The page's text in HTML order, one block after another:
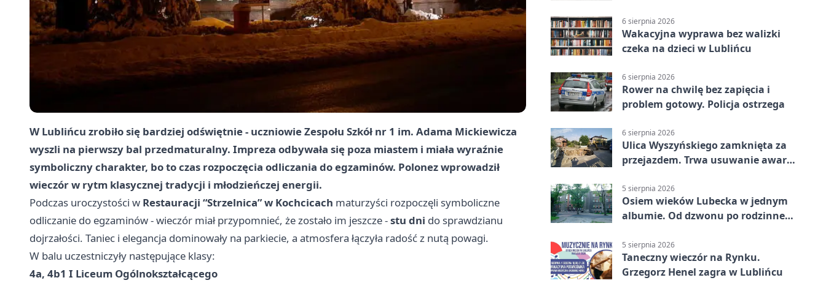
W Lublińcu zrobiło się bardziej odświętnie - uczniowie Zespołu Szkół nr 1 im. Adama Mickiewicza
wyszli na pierwszy bal przedmaturalny. Impreza odbywała się poza miastem i miała wyraźnie
symboliczny charakter, bo to czas rozpoczęcia odliczania do egzaminów. Polonez wprowadził
wieczór w rytm klasycznej tradycji i młodzieńczej energii.
Podczas uroczystości w Restauracji “Strzelnica” w Kochcicach maturzyści rozpoczęli symboliczne
odliczanie do egzaminów - wieczór miał przypomnieć, że zostało im jeszcze -stu dni do sprawdzianu
dojrzałości. Taniec i elegancja dominowały na parkiecie, a atmosfera łączyła radość z nutą powagi.
W balu uczestniczyły następujące klasy:
4a, 4b1 I Liceum Ogólnokształcącego
6 sierpnia 2026
Wakacyjna wyprawa bez walizki
czeka na dzieci w Lublińcu
6 sierpnia 2026
Rower na chwilę bez zapięcia i
problem gotowy. Policja ostrzega
6 sierpnia 2026
Ulica Wyszyńskiego zamknięta za
przejazdem. Trwa usuwanie awarii
5 sierpnia 2026
Osiem wieków Lubecka w jednym
albumie. Od dzwonu po rodzinne
5 sierpnia 2026
Taneczny wieczór na Rynku.
Grzegorz Henel zagra w Lublińcu